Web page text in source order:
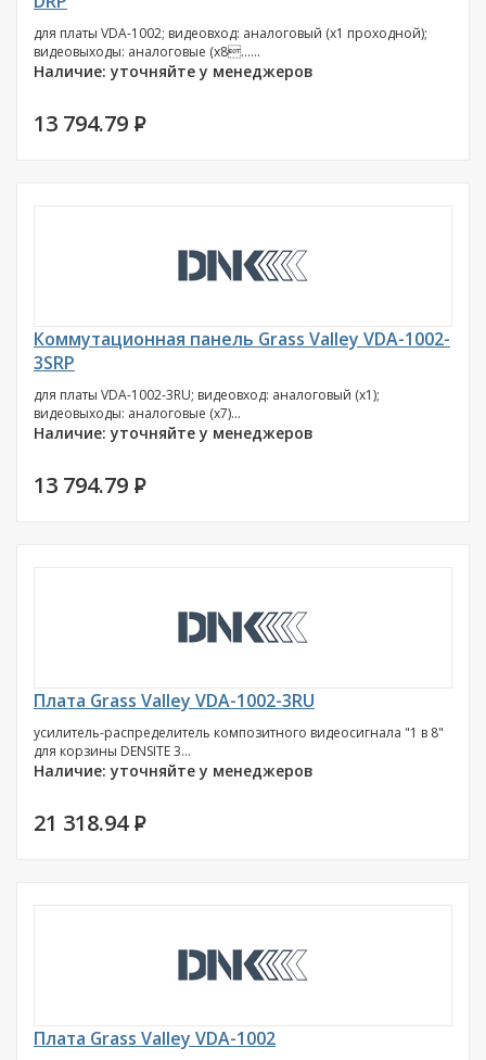
для платы VDA-1002; видеовход: аналоговый (х1 проходной);
видеовыходы: аналоговые (х8......
Наличие: уточняйте у менеджеров
13 794.79 P
Коммутационная панель Grass Valley VDA-1002-
3SRP
для платы VDA-1002-3RU; видеовход: аналоговый (х1);
видеовыходы: аналоговые (х7)...
Наличие: уточняйте у менеджеров
13 794.79 P
Плата Grass Valley VDA-1002-3RU
усилитель-распределитель композитного видеосигнала "1 в 8"
для корзины DENSITE 3...
Наличие: уточняйте у менеджеров
21 318.94P
Плата Grass Valley VDA-1002